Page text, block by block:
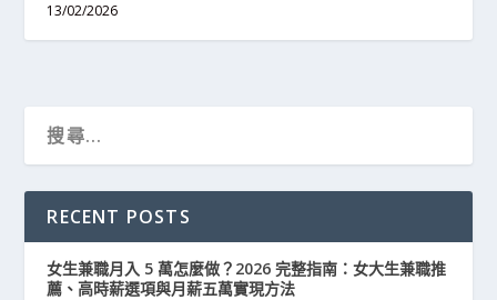
13/02/2026
RECENT POSTS
女生兼職月入 5 萬怎麼做？2026 完整指南：女大生兼職推
薦、高時薪選項與月薪五萬實現方法